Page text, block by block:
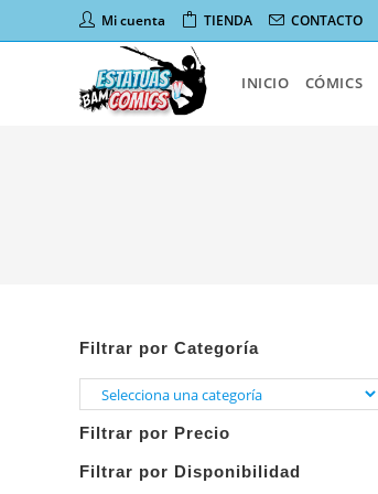
al
Mi cuenta TIENDA CONTACTO
INICIO CÓMICS
Filtrar por Categoría
Selecciona
categoría
Filtrar por Precio
Filtrar por Disponibilidad